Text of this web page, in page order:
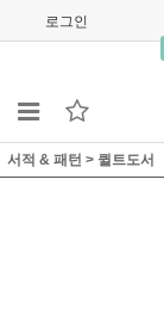
로그인
서적 & 패턴 > 퀼트도서